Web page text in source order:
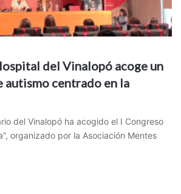
del Vinalopó acoge un
autismo centrado en la
del Vinalopó ha acogido el I Congreso
organizado por la Asociación Mentes